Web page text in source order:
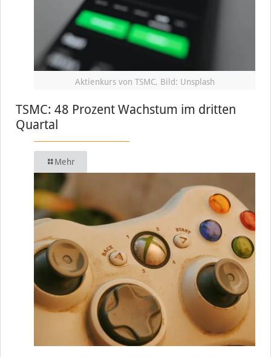
Aktienkurs von TSMC, Bild: Unsplash
TSMC: 48 Prozent Wachstum im dritten
Quartal
Mehr